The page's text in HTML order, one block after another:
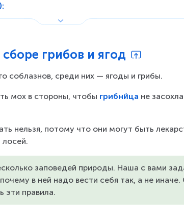
грибов и ягод
соблазнов, среди них — ягоды и грибы.
мох в стороны, чтобы грибни́ца не
нельзя, потому что они могут быть
заповедей природы. Наша с вами
в ней надо вести себя так, а не иначе.
эти правила.